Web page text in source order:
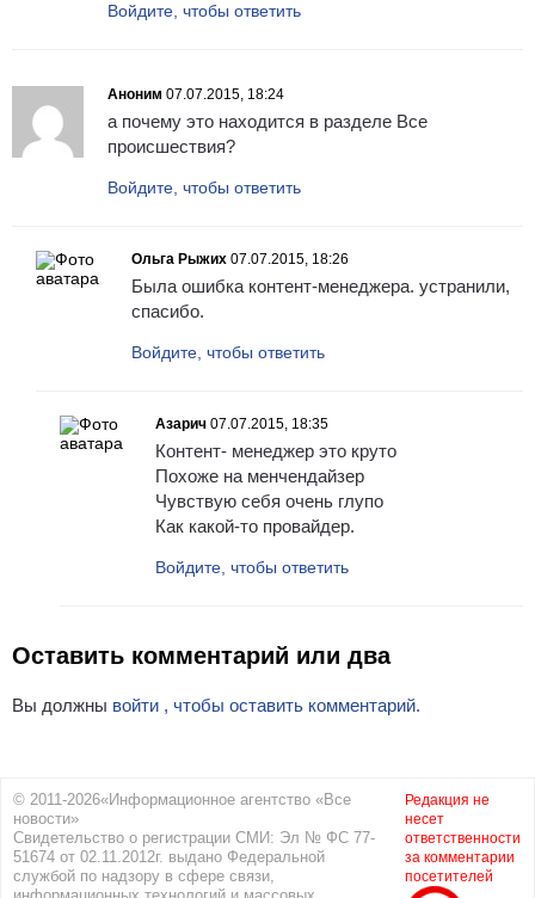
Войдите, чтобы ответить
Аноним 07.07.2015, 18:24
а почему это находится в разделе Все
происшествия?
Войдите, чтобы ответить
Ольга Рыжих 07.07.2015, 18:26
Была ошибка контент-менеджера. устранили,
спасибо.
Войдите, чтобы ответить
Азарич 07.07.2015, 18:35
Контент- менеджер это круто
Похоже на менчендайзер
Чувствую себя очень глупо
Как какой-то провайдер.
Войдите, чтобы ответить
Оставить комментарий или два
Вы должны войти , чтобы оставить комментарий.
© 2011-2026«Информационное агентство «Все
новости»
Свидетельство о регистрации СМИ: Эл № ФС 77-
51674 от 02.11.2012г. выдано Федеральной
службой по надзору в сфере связи,
Редакция не
несет
ответственности
за комментарии
посетителей